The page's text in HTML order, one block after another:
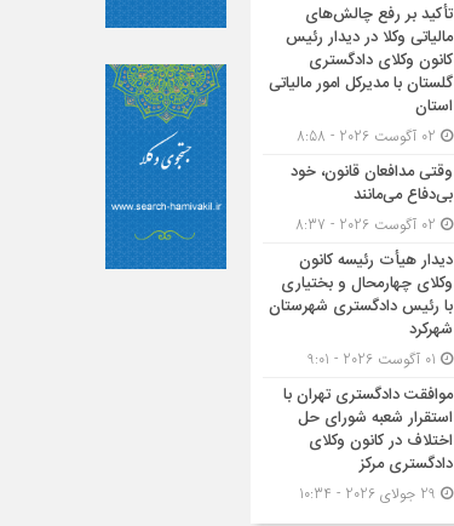
تأکید بر رفع چالش‌های
مالیاتی وکلا در دیدار رئیس
کانون وکلای دادگستری
گلستان با مدیرکل امور مالیاتی
استان
وقتی مدافعان قانون، خود
بی‌دفاع می‌مانند
دیدار هیأت رئیسه کانون
وکلای چهارمحال و بختیاری
با رئیس دادگستری شهرستان
شهرکرد
موافقت دادگستری تهران با
استقرار شعبه شورای حل
اختلاف در کانون وکلای
دادگستری مرکز